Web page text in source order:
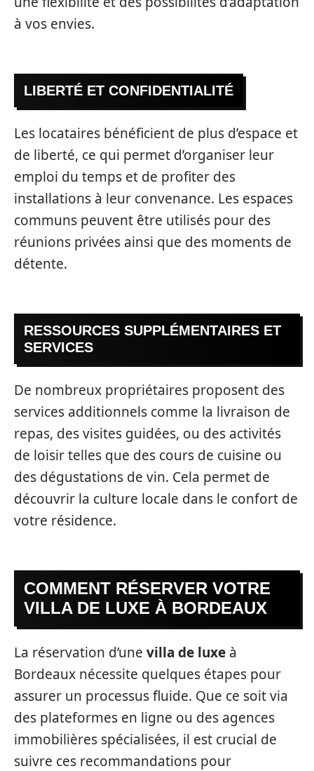
à vos envies.
LIBERTÉ ET CONFIDENTIALITÉ
Les locataires bénéficient de plus d’espace et
de liberté, ce qui permet d’organiser leur
emploi du temps et de profiter des
installations à leur convenance. Les espaces
communs peuvent être utilisés pour des
réunions privées ainsi que des moments de
détente.
RESSOURCES SUPPLÉMENTAIRES ET
SERVICES
De nombreux propriétaires proposent des
services additionnels comme la livraison de
repas, des visites guidées, ou des activités
de loisir telles que des cours de cuisine ou
des dégustations de vin. Cela permet de
découvrir la culture locale dans le confort de
votre résidence.
COMMENT RÉSERVER VOTRE
VILLA DE LUXE À BORDEAUX
La réservation d’une villa de luxe à
Bordeaux nécessite quelques étapes pour
assurer un processus fluide. Que ce soit via
des plateformes en ligne ou des agences
immobilières spécialisées, il est crucial de
suivre ces recommandations pour